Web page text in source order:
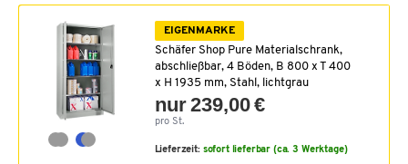
EIGENMARKE
Schäfer Shop Pure Materialschrank,
abschließbar, 4 Böden, B 800 x T 400
x H 1935 mm, Stahl, lichtgrau
nur 239,00 €
pro St.
Lieferzeit: sofort lieferbar (ca. 3 Werktage)